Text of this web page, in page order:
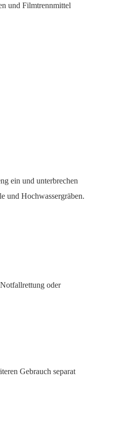
und Filmtrennmittel
ein und unterbrechen
und Hochwassergräben.
oder
Gebrauch separat